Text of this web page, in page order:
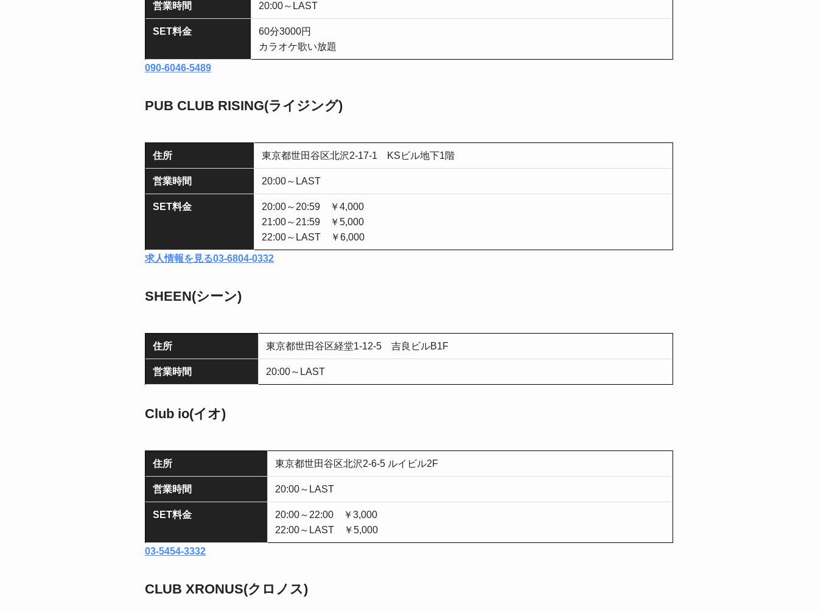
営業時間 20:00～LAST
SET料金
60分3000円
カラオケ歌い放題
090-6046-5489
PUB CLUB RISING(ライジング)
住所 東京都世田谷区北沢2-17-1 KSビル地下1階
営業時間 20:00～LAST
SET料金
20:00～20:59 ￥4,000
21:00～21:59 ￥5,000
22:00～LAST ￥6,000
求人情報を見る03-6804-0332
SHEEN(シーン)
住所 東京都世田谷区経堂1-12-5 吉良ビルB1F
営業時間 20:00～LAST
Club io(イオ)
住所 東京都世田谷区北沢2-6-5 ルイビル2F
営業時間 20:00～LAST
SET料金
20:00～22:00 ￥3,000
22:00～LAST ￥5,000
03-5454-3332
CLUB XRONUS(クロノス)